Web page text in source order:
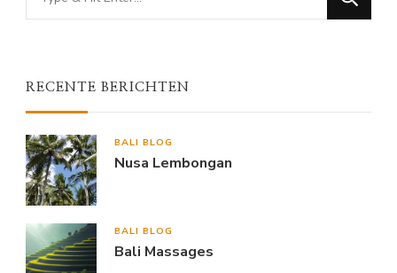
for
RECENTE BERICHTEN
BALI BLOG
Nusa Lembongan
BALI BLOG
Bali Massages